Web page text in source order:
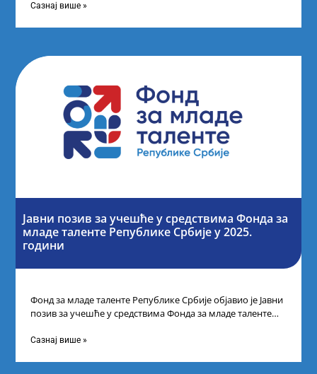
Сазнај више »
Јавни позив за учешће у средствима Фонда за
младе таленте Републике Србије у 2025.
години
Фонд за младе таленте Републике Србије објавио је Јавни
позив за учешће у средствима Фонда за младе таленте
Сазнај више »